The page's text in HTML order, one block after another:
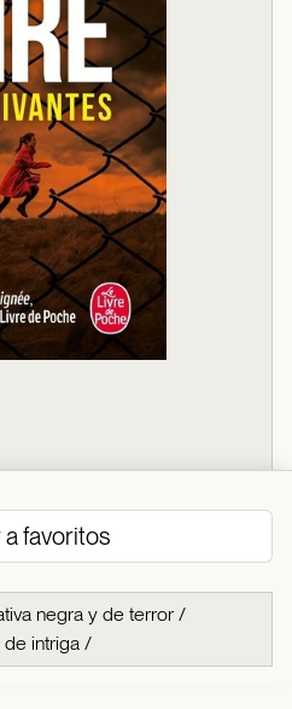
favoritos
negra y de terror /
de intriga /